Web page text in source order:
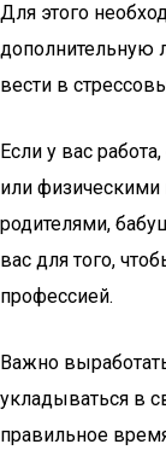
Для этого
дополнительную
вести в
Если у вас
или физическими
родителями,
вас для того,
профессией.
Важно
укладываться в
правильное